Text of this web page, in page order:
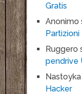
Gratis
Anonimo
Partizioni
Ruggero
pendrive
Nastoyka
Hacker